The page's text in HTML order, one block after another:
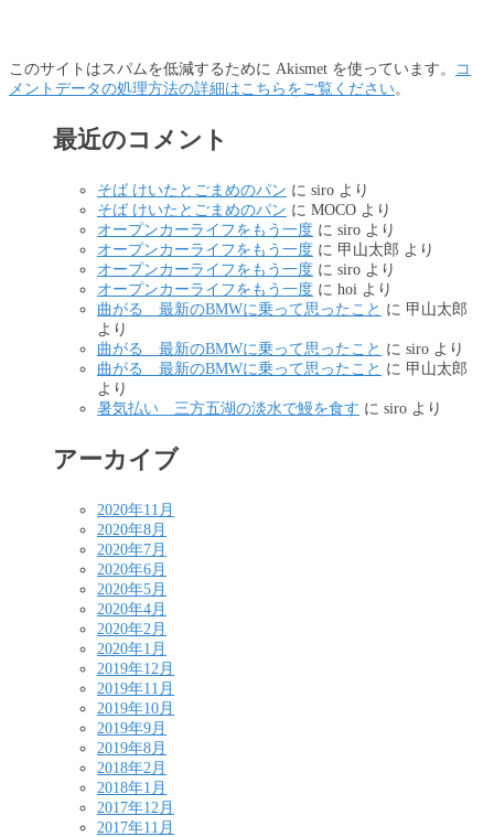
このサイトはスパムを低減するために Akismet を使っています。
コ
メントデータの処理方法の詳細はこちらをご覧ください。
最近のコメント
そば けいたとごまめのパン に siro より
そば けいたとごまめのパン に MOCO より
オープンカーライフをもう一度 に siro より
オープンカーライフをもう一度 に 甲山太郎 より
オープンカーライフをもう一度 に siro より
オープンカーライフをもう一度 に hoi より
曲がる 最新のBMWに乗って思ったこと に 甲山太郎
より
曲がる 最新のBMWに乗って思ったこと に siro より
曲がる 最新のBMWに乗って思ったこと に 甲山太郎
より
暑気払い 三方五湖の淡水で鰻を食す に siro より
アーカイブ
2020年11月
2020年8月
2020年7月
2020年6月
2020年5月
2020年4月
2020年2月
2020年1月
2019年12月
2019年11月
2019年10月
2019年9月
2019年8月
2018年2月
2018年1月
2017年12月
2017年11月